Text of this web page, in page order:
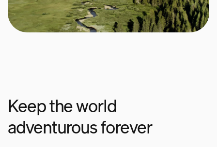
Keep the world
adventurous forever